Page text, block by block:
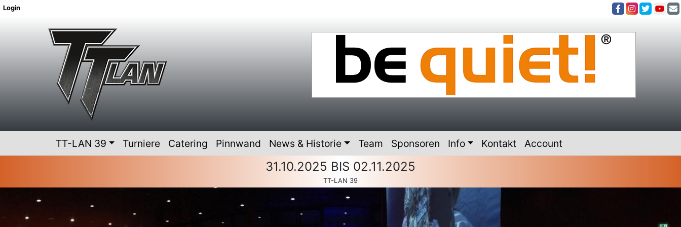
Login
TT-LAN 39 Turniere Catering Pinnwand News & Historie Team Sponsoren Info Kontakt Account
31.10.2025 BIS 02.11.2025
TT-LAN 39